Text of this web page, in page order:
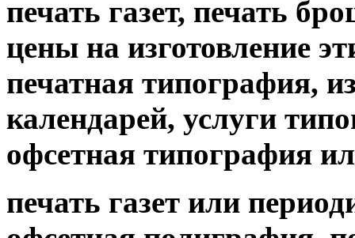
печать газет, печать
цены на
печатная типография,
календарей, услуги
офсетная типография
печать газет или